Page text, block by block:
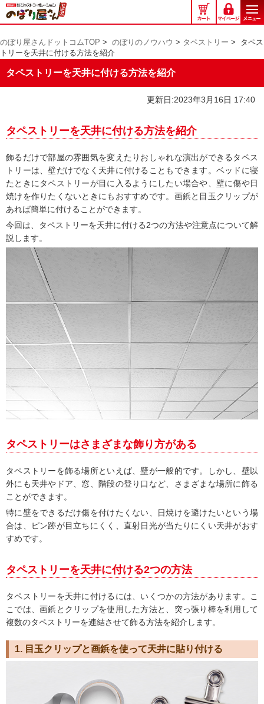
の
ぼ
屋
さ
ん
ム
のぼり屋さんドットコムTOP > のぼりのノウハウ > タペストリー > タペス
トリーを天井に付ける方法を紹介
タペストリーを天井に付ける方法を紹介
更新日:2023年3月16日 17:40
タペストリーを天井に付ける方法を紹介
飾るだけで部屋の雰囲気を変えたりおしゃれな演出ができるタペス
トリーは、壁だけでなく天井に付けることもできます。ベッドに寝
たときにタペストリーが目に入るようにしたい場合や、壁に傷や日
焼けを作りたくないときにもおすすめです。画鋲と目玉クリップが
あれば簡単に付けることができます。
今回は、タペストリーを天井に付ける2つの方法や注意点について解
説します。
タペストリーはさまざまな飾り方がある
タペストリーを飾る場所といえば、壁が一般的です。しかし、壁以
外にも天井やドア、窓、階段の登り口など、さまざまな場所に飾る
ことができます。
特に壁をできるだけ傷を付けたくない、日焼けを避けたいという場
合は、ピン跡が目立ちにくく、直射日光が当たりにくい天井がおす
すめです。
タペストリーを天井に付ける2つの方法
タペストリーを天井に付けるには、いくつかの方法があります。こ
こでは、画鋲とクリップを使用した方法と、突っ張り棒を利用して
複数のタペストリーを連結させて飾る方法を紹介します。
1. 目玉クリップと画鋲を使って天井に貼り付ける